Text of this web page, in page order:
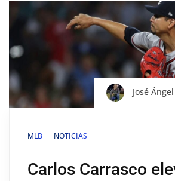
José
MLB NOTICIAS
Carlos Carrasco